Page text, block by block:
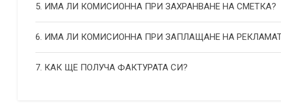
5. ИМА ЛИ КОМИСИОННА ПРИ ЗАХРАНВАНЕ НА СМЕТКА?
6. ИМА ЛИ КОМИСИОННА ПРИ ЗАПЛАЩАНЕ НА
7. КАК ЩЕ ПОЛУЧА ФАКТУРАТА СИ?